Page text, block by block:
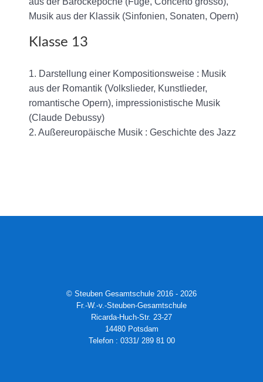
Musik aus der Klassik (Sinfonien, Sonaten, Opern)
Klasse 13
1. Darstellung einer Kompositionsweise : Musik
aus der Romantik (Volkslieder, Kunstlieder,
romantische Opern), impressionistische Musik
(Claude Debussy)
2. Außereuropäische Musik : Geschichte des Jazz
© Steuben Gesamtschule 2016 - 2026
Fr.-W.-v.-Steuben-Gesamtschule
Ricarda-Huch-Str. 23-27
14480 Potsdam
Telefon : 0331/ 289 81 00